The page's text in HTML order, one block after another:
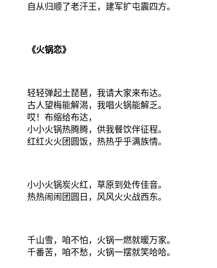
自从归顺了老汗王，建军扩屯震四方。
《火锅恋》
轻轻弹起土琵琶，我请大家来布达。
古人望梅能解渴，我唱火锅能解乏。
哎！布缩给布达，
小小火锅热腾腾，供我餐饮伴征程。
红红火火团圆饭，热热乎乎满族情。
小小火锅炭火红，草原到处传佳音。
热热闹闹团圆日，风风火火战西东。
千山雪，咱不怕，火锅一燃就暖万家。
千番苦，咱不愁，火锅一摆就笑哈哈。